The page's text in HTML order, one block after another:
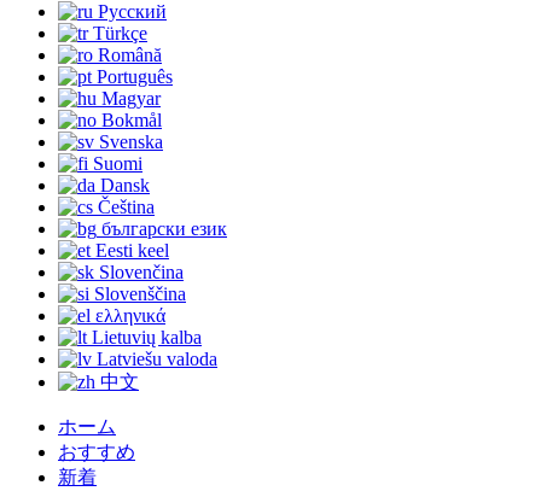
Русский
Türkçe
Română
Português
Magyar
Bokmål
Svenska
Suomi
Dansk
Čeština
български език
Eesti keel
Slovenčina
Slovenščina
ελληνικά
Lietuvių kalba
Latviešu valoda
中文
ホーム
おすすめ
新着